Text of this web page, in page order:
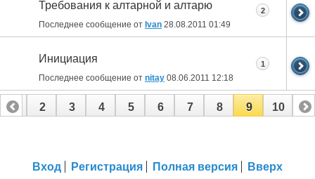
Требования к алтарной и алтарю
Последнее сообщение от Ivan 28.08.2011 01:49
2
Инициация
Последнее сообщение от nitay 08.06.2011 12:18
1
1 2 3 4 5 6 7 8 9 10
Вход Регистрация Полная версия Вверх